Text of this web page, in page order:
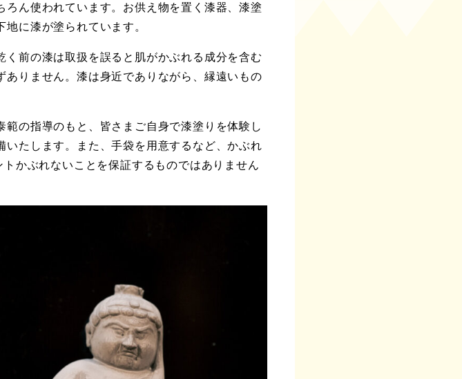
ん使われています。お供え物を置く漆器、漆塗
に漆が塗られています。
前の漆は取扱を誤ると肌がかぶれる成分を含む
りません。漆は身近でありながら、縁遠いもの
の指導のもと、皆さまご自身で漆塗りを体験し
たします。また、手袋を用意するなど、かぶれ
かぶれないことを保証するものではありません